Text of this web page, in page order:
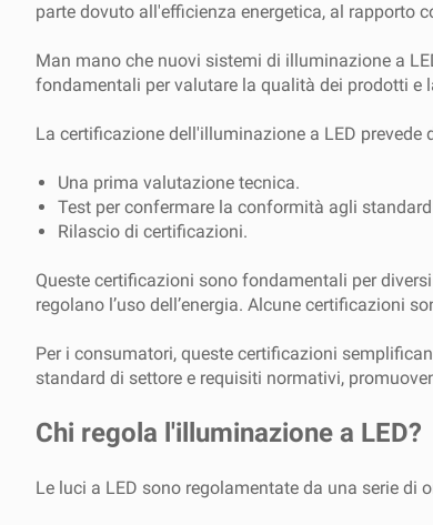
parte dovuto all'efficienza energetica, al rapporto
Man mano che nuovi sistemi di illuminazione a
fondamentali per valutare la qualità dei prodotti e
La certificazione dell'illuminazione a LED prevede
Una prima valutazione tecnica.
Test per confermare la conformità agli
Rilascio di certificazioni.
Queste certificazioni sono fondamentali per
regolano l’uso dell’energia. Alcune certificazioni
Per i consumatori, queste certificazioni
standard di settore e requisiti normativi,
Chi regola l'illuminazione a LED?
Le luci a LED sono regolamentate da una serie